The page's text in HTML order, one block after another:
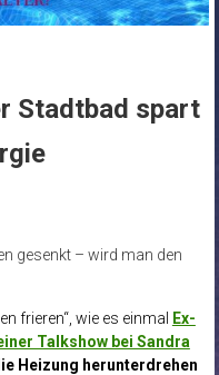
Stadtbad spart
gesenkt – wird man den
frieren“, wie es einmal
Ex-
Talkshow bei Sandra
Heizung herunterdrehen